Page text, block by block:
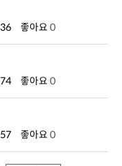
좋아요 0
좋아요 0
좋아요 0